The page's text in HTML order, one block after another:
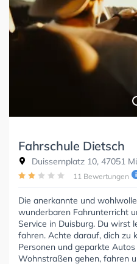
Fahrschule Dietsch
Duissernplatz 10, 47051
11 Bewertungen
Die anerkannte und
wunderbaren Fahrunterricht
Service in Duisburg. Du wirst
fahren. Achte darauf, dich zu
Personen und geparkte
Wohnstraßen gehen, fahren